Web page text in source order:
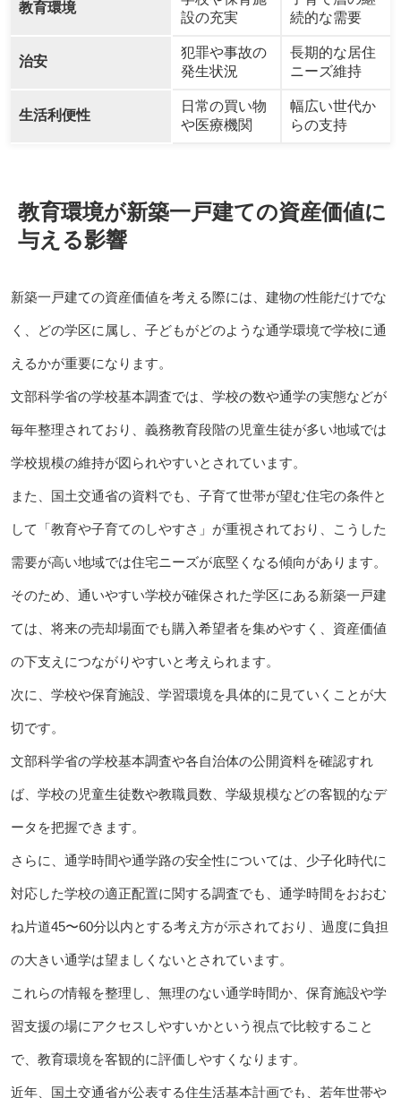
教育環境
設の充実
続的な需要
治安
犯罪や事故の
発生状況
長期的な居住
ニーズ維持
生活利便性
日常の買い物
や医療機関
幅広い世代か
らの支持
教育環境が新築一戸建ての資産価値に
与える影響
新築一戸建ての資産価値を考える際には、建物の性能だけでな
く、どの学区に属し、子どもがどのような通学環境で学校に通
えるかが重要になります。
文部科学省の学校基本調査では、学校の数や通学の実態などが
毎年整理されており、義務教育段階の児童生徒が多い地域では
学校規模の維持が図られやすいとされています。
また、国土交通省の資料でも、子育て世帯が望む住宅の条件と
して「教育や子育てのしやすさ」が重視されており、こうした
需要が高い地域では住宅ニーズが底堅くなる傾向があります。
そのため、通いやすい学校が確保された学区にある新築一戸建
ては、将来の売却場面でも購入希望者を集めやすく、資産価値
の下支えにつながりやすいと考えられます。
次に、学校や保育施設、学習環境を具体的に見ていくことが大
切です。
文部科学省の学校基本調査や各自治体の公開資料を確認すれ
ば、学校の児童生徒数や教職員数、学級規模などの客観的なデ
ータを把握できます。
さらに、通学時間や通学路の安全性については、少子化時代に
対応した学校の適正配置に関する調査でも、通学時間をおおむ
ね片道45〜60分以内とする考え方が示されており、過度に負担
の大きい通学は望ましくないとされています。
これらの情報を整理し、無理のない通学時間か、保育施設や学
習支援の場にアクセスしやすいかという視点で比較すること
で、教育環境を客観的に評価しやすくなります。
近年、国土交通省が公表する住生活基本計画でも、若年世帯や